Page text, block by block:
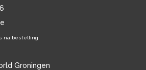
na bestelling
Groningen